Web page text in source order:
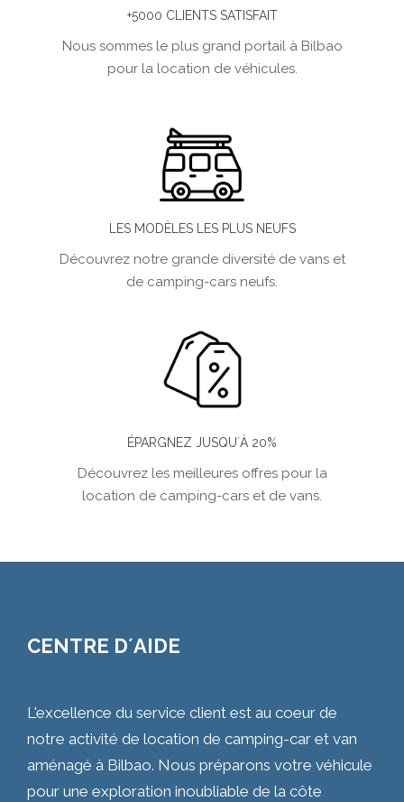
+5000 CLIENTS SATISFAIT
Nous sommes le plus grand portail à Bilbao
pour la location de véhicules.
LES MODÈLES LES PLUS NEUFS
Découvrez notre grande diversité de vans et
de camping-cars neufs.
ÉPARGNEZ JUSQU´À 20%
Découvrez les meilleures offres pour la
location de camping-cars et de vans.
CENTRE D´AIDE
L'excellence du service client est au coeur de
notre activité de location de camping-car et van
aménagé à Bilbao. Nous préparons votre véhicule
pour une exploration inoubliable de la côte